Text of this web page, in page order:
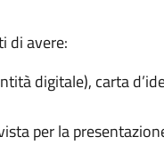
di avere:
digitale), carta
per la